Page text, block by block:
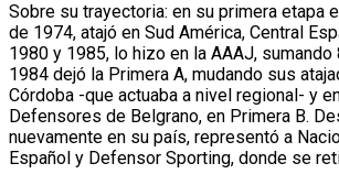
Sobre su trayectoria: en su primera etapa
de 1974, atajó en Sud América, Central
1980 y 1985, lo hizo en la AAAJ, sumando
1984 dejó la Primera A, mudando sus
Córdoba -que actuaba a nivel regional- y
Defensores de Belgrano, en Primera B.
nuevamente en su país, representó a
Español y Defensor Sporting, donde se